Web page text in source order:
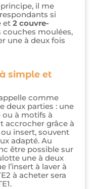
il me
si
et 2 couvre-
moulées,
une à deux fois
simple et
comme
deux parties : une
à motifs à
accrocher grâce à
insert, souvent
adapté. Au
être possible sur
une à deux
l’insert à laver à
à acheter sera